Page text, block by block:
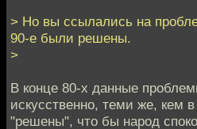
> Но вы ссылались на
90-е были решены.
>
В конце 80-х данные
искусственно, теми же, кем
"решены", что бы народ